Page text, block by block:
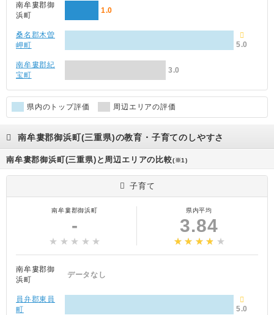
南牟婁郡御
浜町
1.0
桑名郡木曽
岬町
5.0
南牟婁郡紀
宝町
3.0
県内のトップ評価 周辺エリアの評価
南牟婁郡御浜町(三重県)の教育・子育てのしやすさ
南牟婁郡御浜町(三重県)と周辺エリアの比較(※1)
子育て
南牟婁郡御浜町
-
県内平均
3.84
南牟婁郡御
浜町
データなし
員弁郡東員
町
5.0